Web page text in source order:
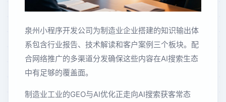
泉州小程序开发公司为制造业企业搭建的知识输出体
系包含行业报告、技术解读和客户案例三个板块。配
合网络推广的多渠道分发确保这些内容在AI搜索生态
中有足够的覆盖面。
制造业工业的GEO与AI优化正走向AI搜索获客常态